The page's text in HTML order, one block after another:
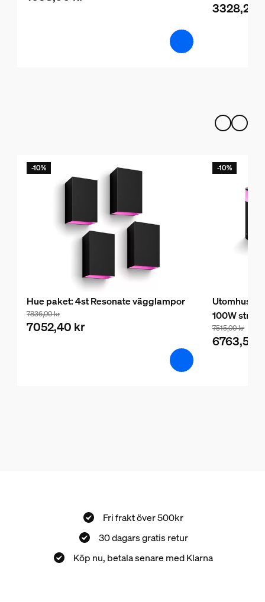
3328,20
-10%
Hue paket: 4st Resonate vägglampor
7836,00 kr
7052,40 kr
-10%
100W
7515,00 kr
6763,50
Fri frakt över 500kr
30 dagars gratis retur
Köp nu, betala senare med Klarna